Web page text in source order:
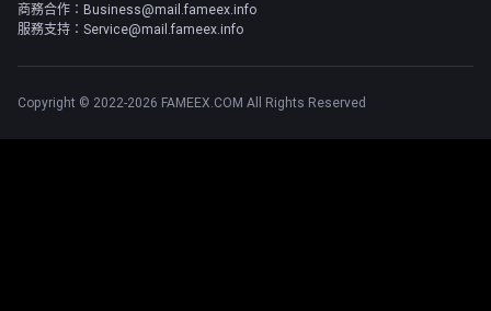
商務合作：Business@mail.fameex.info
服務支持：Service@mail.fameex.info
Copyright © 2022-2026 FAMEEX.COM All Rights Reserved